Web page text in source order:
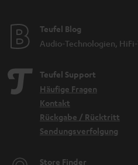
Teufel Blog
Audio-Technologien, HiFi-
Teufel Support
Häufige Fragen
Kontakt
Rückgabe / Rücktritt
Sendungsverfolgung
Store Finder